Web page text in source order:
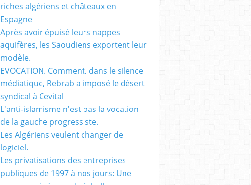
riches algériens et châteaux en
Espagne
Après avoir épuisé leurs nappes
aquifères, les Saoudiens exportent leur
modèle.
EVOCATION. Comment, dans le silence
médiatique, Rebrab a imposé le désert
syndical à Cevital
L'anti-islamisme n'est pas la vocation
de la gauche progressiste.
Les Algériens veulent changer de
logiciel.
Les privatisations des entreprises
publiques de 1997 à nos jours: Une